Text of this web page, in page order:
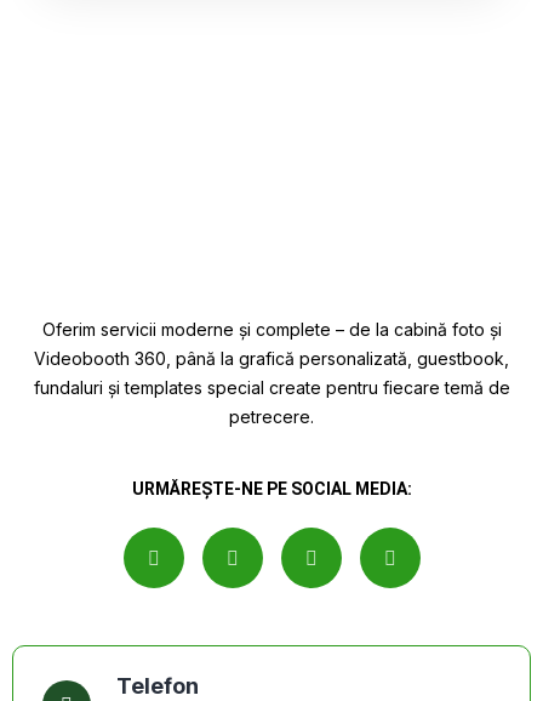
Oferim servicii moderne și complete – de la cabină foto și
Videobooth 360, până la grafică personalizată, guestbook,
fundaluri și templates special create pentru fiecare temă de
petrecere.
URMĂREȘTE-NE PE SOCIAL MEDIA:
Telefon